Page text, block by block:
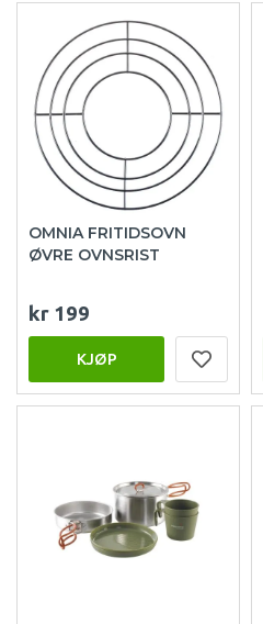
OMNIA FRITIDSOVN
ØVRE OVNSRIST
kr 199
KJØP